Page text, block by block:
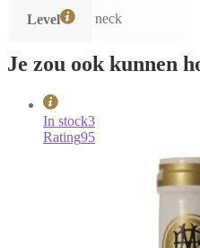
Level neck
Je zou ook kunnen
In stock3
Rating95